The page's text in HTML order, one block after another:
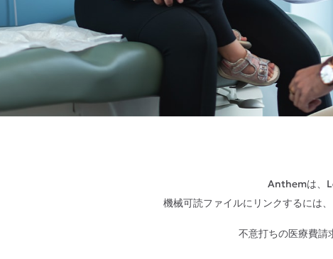
Anthemは、
機械可読ファイルにリンクするには
不意打ちの医療費請